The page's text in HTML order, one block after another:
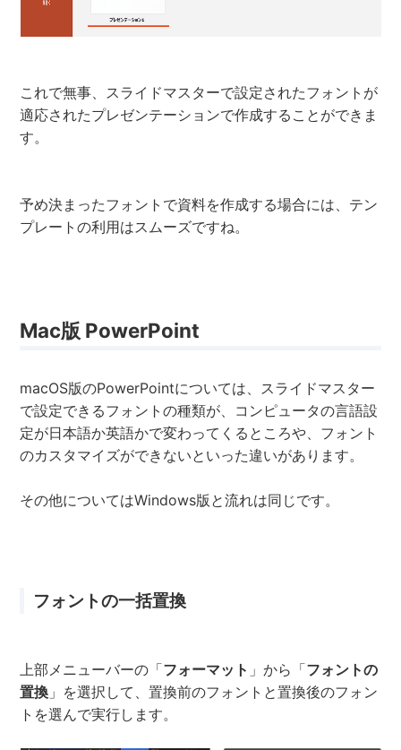
これで無事、スライドマスターで設定されたフォントが
適応されたプレゼンテーションで作成することができま
す。
予め決まったフォントで資料を作成する場合には、テン
プレートの利用はスムーズですね。
Mac版 PowerPoint
macOS版のPowerPointについては、スライドマスター
で設定できるフォントの種類が、コンピュータの言語設
定が日本語か英語かで変わってくるところや、フォント
のカスタマイズができないといった違いがあります。
その他についてはWindows版と流れは同じです。
フォントの一括置換
上部メニューバーの「フォーマット 」から「フォントの
置換 」を選択して、置換前のフォントと置換後のフォン
トを選んで実行します。